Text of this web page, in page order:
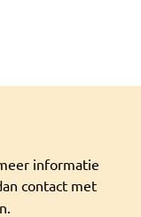
informatie
contact met